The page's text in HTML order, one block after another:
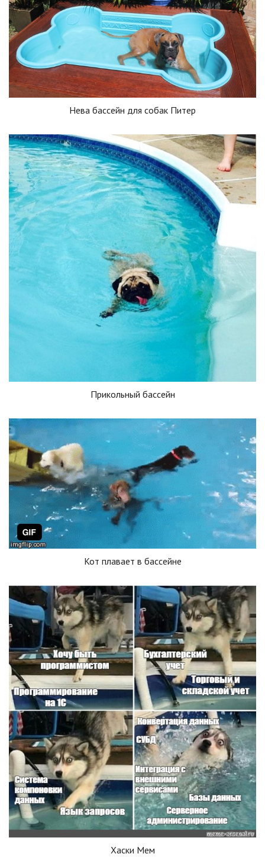
Нева бассейн для собак Питер
Прикольный бассейн
Кот плавает в бассейне
Хаски Мем